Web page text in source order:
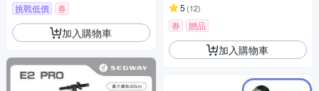
挑戰低價 券
加入購物車
5 (12)
券 贈品
加入購物車